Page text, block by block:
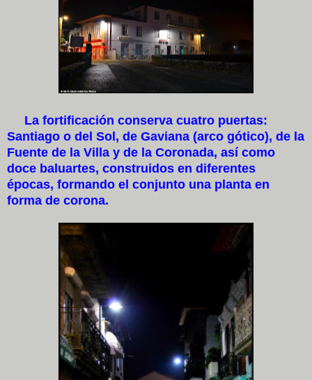
La fortificación conserva cuatro puertas:
Santiago o del Sol, de Gaviana (arco gótico), de la
Fuente de la Villa y de la Coronada, así como
doce baluartes, construidos en diferentes
épocas, formando el conjunto una planta en
forma de corona.